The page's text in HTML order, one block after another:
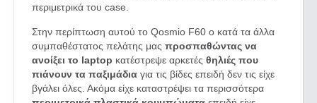
περιμετρικά του case.
Στην περίπτωση αυτού το Qosmio F60 ο κατά τα άλλα
συμπαθέστατος πελάτης μας προσπαθώντας να
ανοίξει το laptop κατέστρεψε αρκετές θηλιές που
πιάνουν τα παξιμάδια για τις βίδες επειδή δεν τις είχε
βγάλει όλες. Ακόμα είχε καταστρέψει τα περισσότερα